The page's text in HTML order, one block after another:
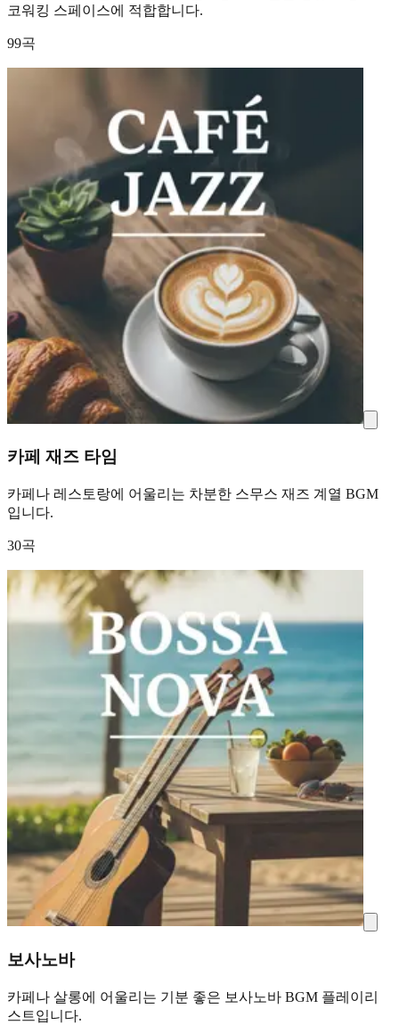
코워킹 스페이스에 적합합니다.
99곡
카페 재즈 타임
카페나 레스토랑에 어울리는 차분한 스무스 재즈 계열 BGM
입니다.
30곡
보사노바
카페나 살롱에 어울리는 기분 좋은 보사노바 BGM 플레이리
스트입니다.